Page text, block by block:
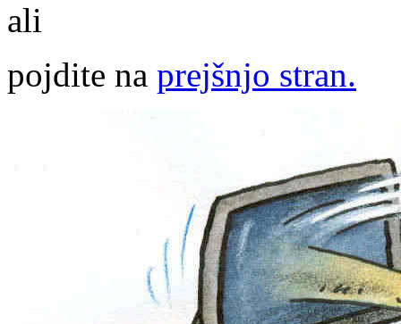
ali
pojdite na prejšnjo stran.